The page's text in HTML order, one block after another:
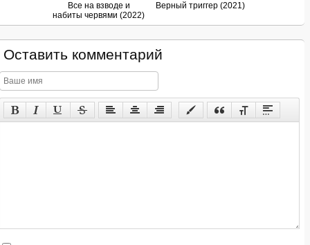
Все на взводе и
набиты червями (2022)
Верный триггер (2021)
Оставить комментарий